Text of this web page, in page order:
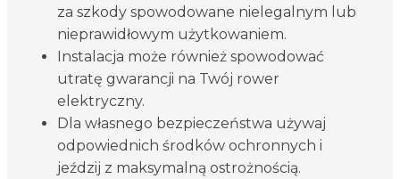
za szkody spowodowane nielegalnym lub
nieprawidłowym użytkowaniem.
Instalacja może również spowodować
utratę gwarancji na Twój rower
elektryczny.
Dla własnego bezpieczeństwa używaj
odpowiednich środków ochronnych i
jeździj z maksymalną ostrożnością.